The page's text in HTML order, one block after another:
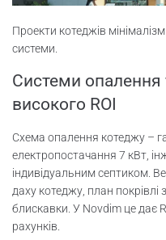
Проекти котеджів
системи.
Системи опалення
високого ROI
Схема опалення котеджу –
електропостачання 7 кВт,
індивідуальним септиком.
даху котеджу, план
блискавки. У Novdim це дає
рахунків.